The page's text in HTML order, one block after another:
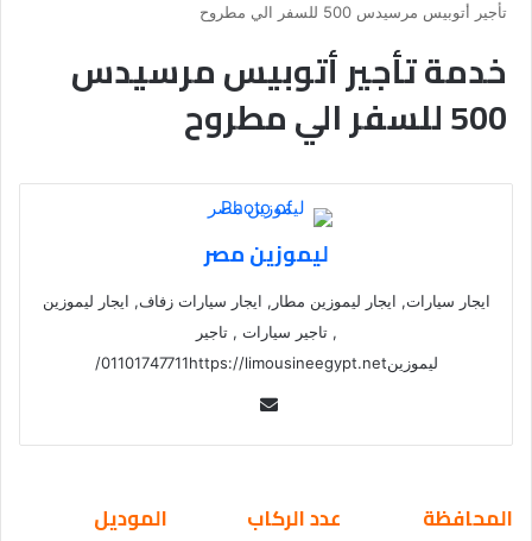
تأجير أتوبيس مرسيدس 500 للسفر الي مطروح
خدمة تأجير أتوبيس مرسيدس
500 للسفر الي مطروح
ليموزين مصر
ايجار سيارات, ايجار ليموزين مطار, ايجار سيارات زفاف, ايجار ليموزين
, تاجير سيارات , تاجير
ليموزين01101747711https://limousineegypt.net/
ail
المحافظة عدد الركاب الموديل